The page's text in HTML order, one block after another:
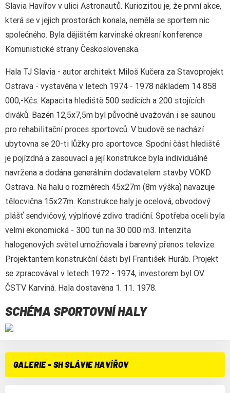
Slavia Havířov v ulici Astronautů. Kuriozitou je, že první akce,
která se v jejich prostorách konala, neměla se sportem nic
společného. Byla dějištěm karvinské okresní konference
Komunistické strany Československa.
Hala TJ Slavia - autor architekt Miloš Kučera za Stavoprojekt
Ostrava - vystavěna v letech 1974 - 1978 nákladem 14 858
000,-Kčs. Kapacita hlediště 500 sedících a 200 stojících
diváků. Bazén 12,5x7,5m byl původně uvažován i se saunou
pro rehabilitační proces sportovců. V budově se nachází
ubytovna se 20-ti lůžky pro sportovce. Spodní část hlediště
je pojízdná a zasouvací a její konstrukce byla individuálně
navržena a dodána generálním dodavatelem stavby VOKD
Ostrava. Na halu o rozměrech 45x27m (8m výška) navazuje
tělocvična 15x27m. Konstrukce haly je ocelová, obvodový
plášť sendvičový, výplňové zdivo tradiční. Spotřeba oceli byla
velmi ekonomická - 300 tun na 30 000 m3. Intenzita
halogenových světel umožňovala i barevný přenos televize.
Projektantem konstrukční části byl František Huráb. Projekt
se zpracovával v letech 1972 - 1974, investorem byl OV
ČSTV Karviná. Hala dostavěna 1. 11. 1978.
SCHÉMA SPORTOVNÍ HALY
GALERIE - SH SLÁVIE HAVÍŘOV